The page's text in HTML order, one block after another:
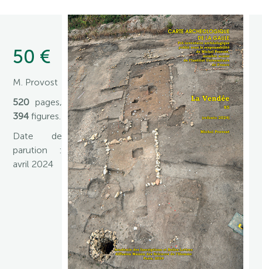
50 €
M. Provost
520 pages,
394figures.
Date de
parution :
avril 2024